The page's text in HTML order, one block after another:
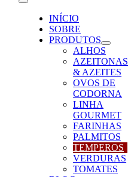
Toggle
NavigationINÍCIO
SOBRE
PRODUTOS
ALHOS
AZEITONAS
& AZEITES
OVOS DE
CODORNA
LINHA
GOURMET
FARINHAS
PALMITOS
TEMPEROS
VERDURAS
TOMATES